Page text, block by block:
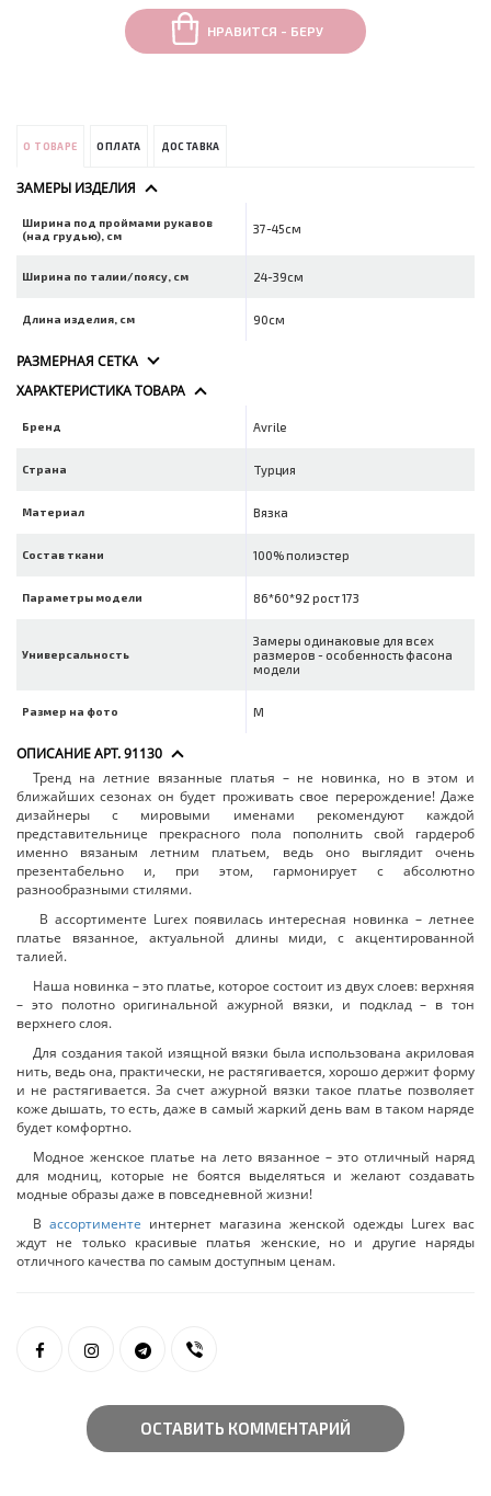
НРАВИТСЯ - БЕРУ
О ТОВАРЕ ОПЛАТА ДОСТАВКА
ЗАМЕРЫ ИЗДЕЛИЯ
Ширина под проймами рукавов
(над грудью), см
37-45см
Ширина по талии/поясу, см 24-39см
Длина изделия, см 90см
РАЗМЕРНАЯ СЕТКА
ХАРАКТЕРИСТИКА ТОВАРА
Бренд Avrile
Страна Турция
Материал Вязка
Состав ткани 100% полиэстер
Параметры модели 86*60*92 рост 173
Универсальность
Замеры одинаковые для всех
размеров - особенность фасона
модели
Размер на фото M
ОПИСАНИЕ АРТ. 91130
Тренд на летние вязанные платья – не новинка, но в этом и
ближайших сезонах он будет проживать свое перерождение! Даже
дизайнеры с мировыми именами рекомендуют каждой
представительнице прекрасного пола пополнить свой гардероб
именно вязаным летним платьем, ведь оно выглядит очень
презентабельно и, при этом, гармонирует с абсолютно
разнообразными стилями.
В ассортименте Lurex появилась интересная новинка – летнее
платье вязанное, актуальной длины миди, с акцентированной
талией.
Наша новинка – это платье, которое состоит из двух слоев: верхняя
– это полотно оригинальной ажурной вязки, и подклад – в тон
верхнего слоя.
Для создания такой изящной вязки была использована акриловая
нить, ведь она, практически, не растягивается, хорошо держит форму
и не растягивается. За счет ажурной вязки такое платье позволяет
коже дышать, то есть, даже в самый жаркий день вам в таком наряде
будет комфортно.
Модное женское платье на лето вязанное – это отличный наряд
для модниц, которые не боятся выделяться и желают создавать
модные образы даже в повседневной жизни!
В ассортименте интернет магазина женской одежды Lurex вас
ждут не только красивые платья женские, но и другие наряды
отличного качества по самым доступным ценам.
ОСТАВИТЬ КОММЕНТАРИЙ